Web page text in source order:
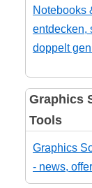
Notebooks
entdecken,
doppelt
Graphics
Tools
Graphics
- news,